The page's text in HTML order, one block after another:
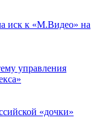
иск к «М.Видео» на
управления
«дочки»